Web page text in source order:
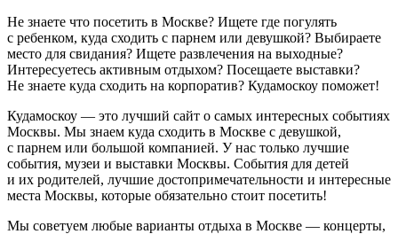
Не знаете что посетить в Москве? Ищете где погулять
с ребенком, куда сходить с парнем или девушкой? Выбираете
место для свидания? Ищете развлечения на выходные?
Интересуетесь активным отдыхом? Посещаете выставки?
Не знаете куда сходить на корпоратив? Кудамоскоу поможет!
Кудамоскоу — это лучший сайт о самых интересных событиях
Москвы. Мы знаем куда сходить в Москве с девушкой,
с парнем или большой компанией. У нас только лучшие
события, музеи и выставки Москвы. События для детей
и их родителей, лучшие достопримечательности и интересные
места Москвы, которые обязательно стоит посетить!
Мы советуем любые варианты отдыха в Москве — концерты,